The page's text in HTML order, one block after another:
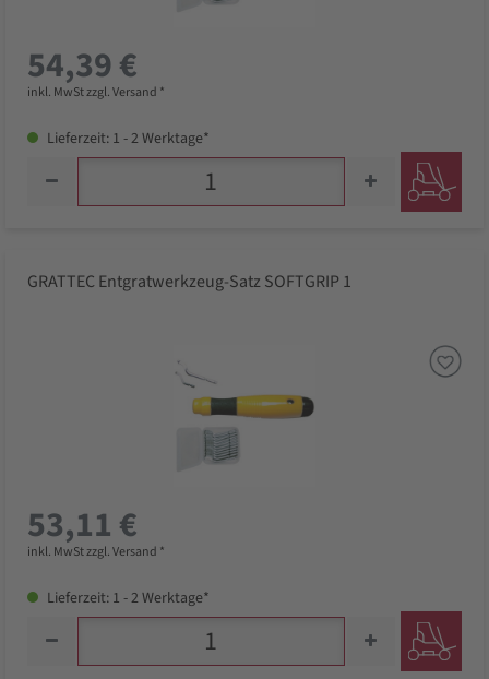
54,39 €
inkl. MwSt zzgl. Versand *
Lieferzeit: 1 - 2 Werktage*
GRATTEC Entgratwerkzeug-Satz SOFTGRIP 1
53,11 €
inkl. MwSt zzgl. Versand *
Lieferzeit: 1 - 2 Werktage*